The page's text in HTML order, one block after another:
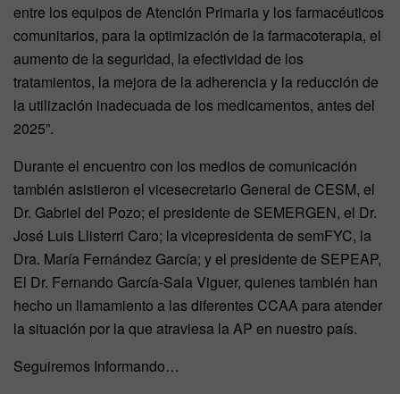
entre los equipos de Atención Primaria y los farmacéuticos
comunitarios, para la optimización de la farmacoterapia, el
aumento de la seguridad, la efectividad de los
tratamientos, la mejora de la adherencia y la reducción de
la utilización inadecuada de los medicamentos, antes del
2025”.
Durante el encuentro con los medios de comunicación
también asistieron el vicesecretario General de CESM, el
Dr. Gabriel del Pozo; el presidente de SEMERGEN, el Dr.
José Luis Llisterri Caro; la vicepresidenta de semFYC, la
Dra. María Fernández García; y el presidente de SEPEAP,
El Dr. Fernando García-Sala Viguer, quienes también han
hecho un llamamiento a las diferentes CCAA para atender
la situación por la que atraviesa la AP en nuestro país.
Seguiremos Informando…